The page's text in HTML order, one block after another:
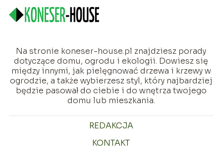
Na stronie koneser-house.pl znajdziesz porady
dotyczące domu, ogrodu i ekologii. Dowiesz się
między innymi, jak pielęgnować drzewa i krzewy w
ogrodzie, a także wybierzesz styl, który najbardziej
będzie pasował do ciebie i do wnętrza twojego
domu lub mieszkania.
REDAKCJA
KONTAKT